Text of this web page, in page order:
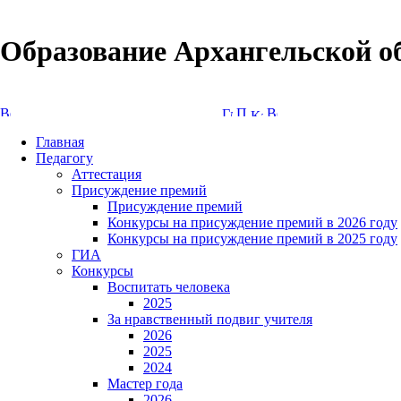
Образование Архангельской
Главная
Педагогу
Аттестация
Присуждение премий
Присуждение премий
Конкурсы на присуждение премий в 2026 году
Конкурсы на присуждение премий в 2025 году
ГИА
Конкурсы
Воспитать человека
2025
За нравственный подвиг учителя
2026
2025
2024
Мастер года